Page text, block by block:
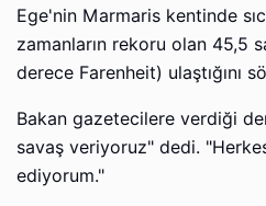
Ege'nin Marmaris kentinde
zamanların rekoru olan 45,5
derece Farenheit) ulaştığını
Bakan gazetecilere verdiği
savaş veriyoruz" dedi.
ediyorum."